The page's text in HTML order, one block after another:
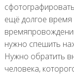
ещё долгое
нужно спешить
Нужно обратить
человека,